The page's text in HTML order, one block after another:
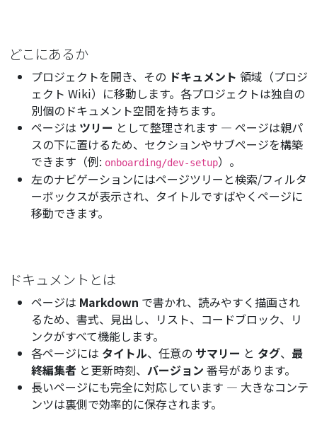
どこにあるか
プロジェクトを開き、その ドキュメント 領域（プロジ
ェクト Wiki）に移動します。各プロジェクトは独自の
別個のドキュメント空間を持ちます。
ページは ツリー として整理されます — ページは親パ
スの下に置けるため、セクションやサブページを構築
できます（例: onboarding/dev-setup）。
左のナビゲーションにはページツリーと検索/フィルタ
ーボックスが表示され、タイトルですばやくページに
移動できます。
ドキュメントとは
ページは Markdown で書かれ、読みやすく描画され
るため、書式、見出し、リスト、コードブロック、リ
ンクがすべて機能します。
各ページには タイトル、任意の サマリー と タグ、 最
終編集者 と更新時刻、 バージョン 番号があります。
長いページにも完全に対応しています — 大きなコンテ
ンツは裏側で効率的に保存されます。